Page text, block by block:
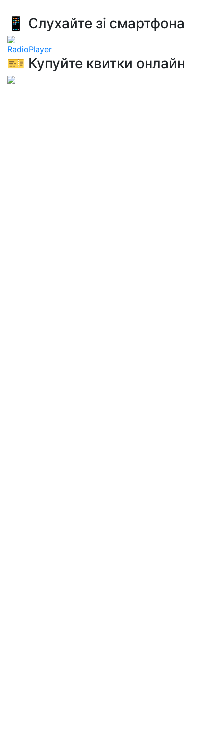
📱 Слухайте зі смартфона
RadioPlayer
🎫 Купуйте квитки онлайн